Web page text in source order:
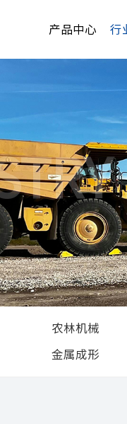
产品中心 行
农林机械
金属成形